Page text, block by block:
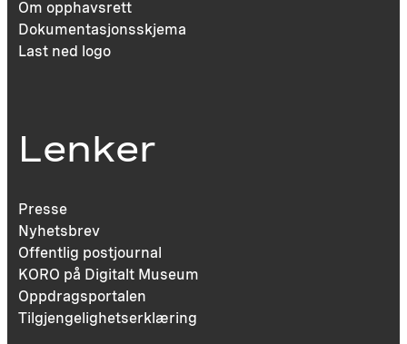
Om opphavsrett
Dokumentasjonsskjema
Last ned logo
Lenker
Presse
Nyhetsbrev
Offentlig postjournal
KORO på Digitalt Museum
Oppdragsportalen
Tilgjengelighetserklæring